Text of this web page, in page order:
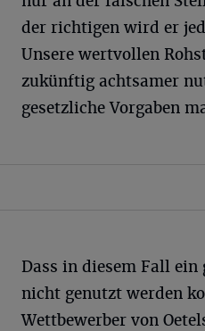
der richtigen wird er
Unsere wertvollen
zukünftig achtsamer
gesetzliche Vorgaben
Dass in diesem Fall ein
nicht genutzt werden
Wettbewerber von